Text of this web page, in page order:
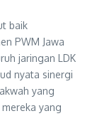
baik
PWM Jawa
jaringan LDK
nyata sinergi
yang
yang